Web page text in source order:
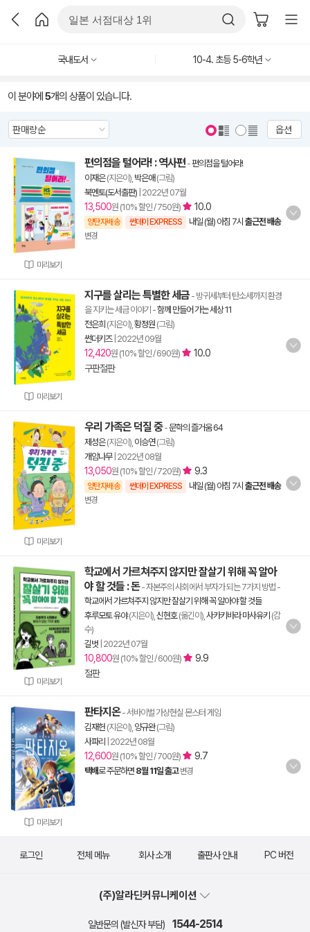
국내도서 10-4. 초등 5-6학년
이 분야에 5개의 상품이 있습니다.
옵션
미리보기
편의점을 털어라! : 역사편 -편의점을 털어라!
이재은(지은이), 박은애 (그림)
북멘토(도서출판) 2022년 07월
13,500원 (10% 할인 / 750원) 10.0
양탄자배송 썬데이 EXPRESS 내일 (월) 아침 7시 출근전 배송
변경
미리보기
지구를 살리는 특별한 세금 - 방귀세부터 탄소세까지 환경
을 지키는 세금 이야기 -함께 만들어 가는 세상 11
전은희 (지은이), 황정원 (그림)
썬더키즈| 2022년 09월
12,420원 (10% 할인 / 690원)
10.0
구판절판
미리보기
우리 가족은 덕질 중-문학의 즐거움 64
제성은(지은이), 이승연(그림)
개암나무| 2022년 08월
13,050원 (10% 할인 / 720원) 9.3
양탄자배송 썬데이 EXPRESS 내일 (월) 아침 7시 출근전 배송
변경
미리보기
학교에서 가르쳐주지 않지만 잘살기 위해 꼭 알아
야 할 것들 : 돈- 자본주의 사회에서 부자가 되는 7가지 방법 -
학교에서 가르쳐주지 않지만 잘살기 위해 꼭 알아야 할 것들
후루모토 유야(지은이), 신현호(옮긴이), 사카키바라 마사유키 (감
수)
길벗 2022년 07월
10,800원 (10% 할인 / 600원)
9.9
절판
미리보기
판타지온- 서바이벌 가상현실 몬스터 게임
김재헌 (지은이), 양규완(그림)
사파리
2022년 08월
12,600원 (10% 할인 / 700원) 9.7
택배로 주문하면 8월 11일 출고 변경
로그인 전체 메뉴 회사 소개 출판사 안내 PC 버전
(주)알라딘커뮤니케이션
일반문의 (발신자 부담) 1544-2514